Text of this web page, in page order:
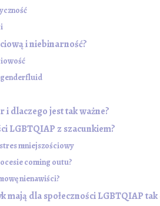
i niebinarność?
genderfluid
i dlaczego jest tak ważne?
LGBTQIAP z szacunkiem?
mniejszościowy
coming outu?
nienawiści?
mają dla społeczności LGBTQIAP